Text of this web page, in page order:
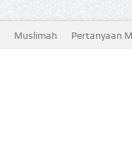
Muslimah Pertanyaan